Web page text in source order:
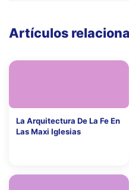
Artículos
La Arquitectura De La Fe En
Las Maxi Iglesias